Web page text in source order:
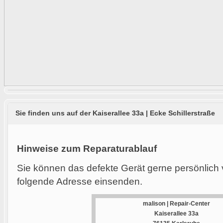
Sie finden uns auf der Kaiserallee 33a | Ecke Schillerstraße
Hinweise zum Reparaturablauf
Sie können das defekte Gerät gerne
folgende Adresse einsenden.
malison | Repair-Center
Kaiserallee 33a